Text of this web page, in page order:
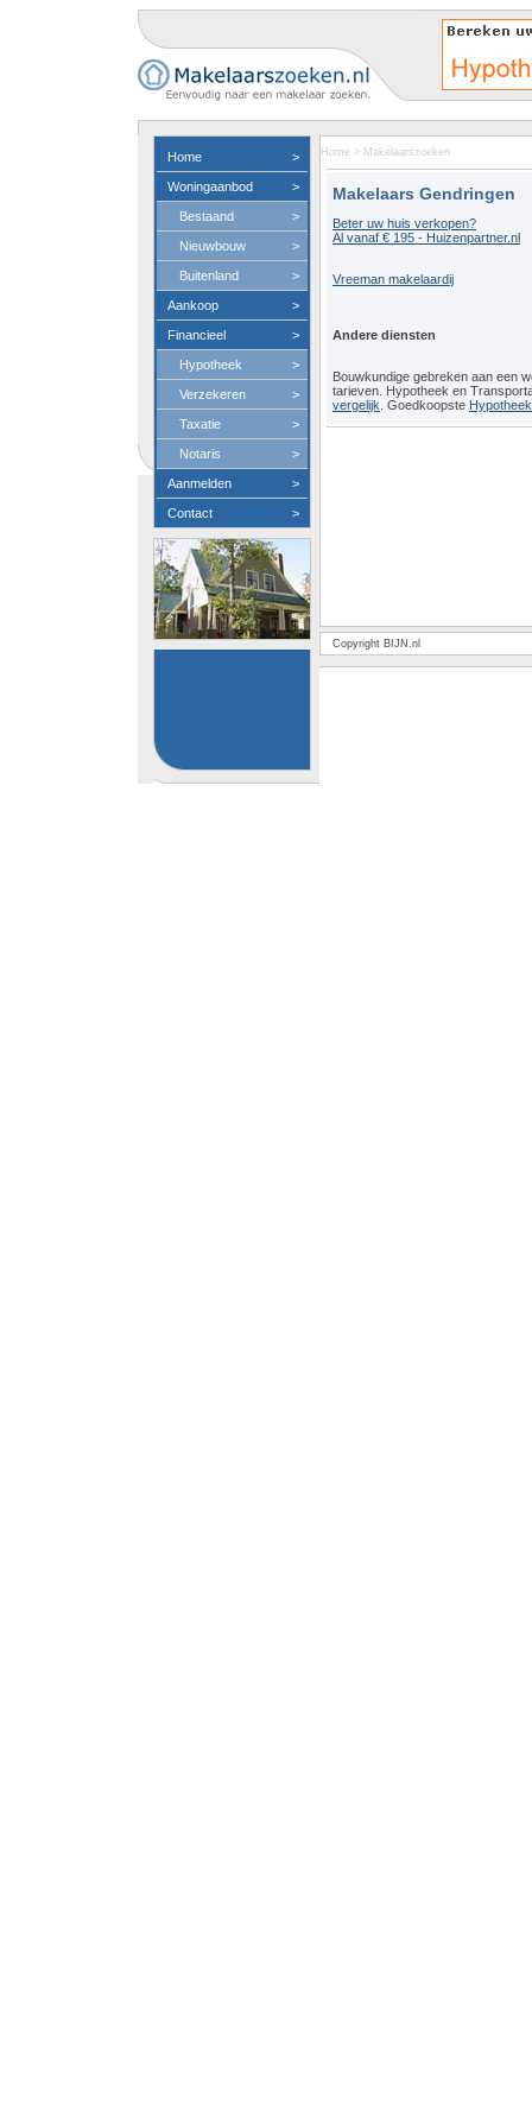
Home >
Woningaanbod >
Bestaand >
Nieuwbouw >
Buitenland >
Aankoop >
Financieel >
Hypotheek >
Verzekeren >
Taxatie >
Notaris >
Aanmelden >
Contact >
Home > Makelaarszoeken
Makelaars Gendringen
Beter uw huis verkopen?
Al vanaf € 195 - Huizenpartner.nl
Vreeman makelaardij
Andere diensten
Bouwkundige gebreken aan een
tarieven. Hypotheek en
vergelijk . Goedkoopste
Copyright BIJN.nl